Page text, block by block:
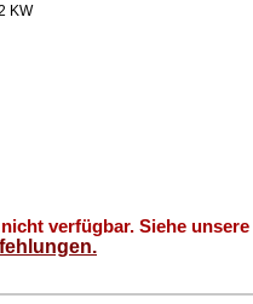
KW
verfügbar. Siehe unsere